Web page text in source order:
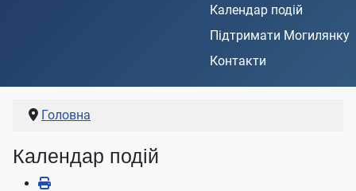
Календар подій
Підтримати Могилянку
Контакти
Головна
Календар подій